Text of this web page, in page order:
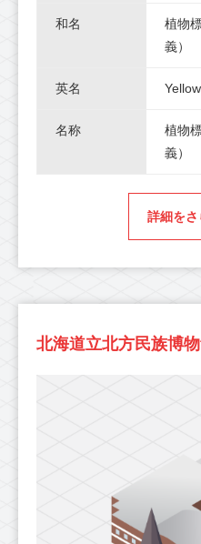
和名
植物
義）
英名
名称
植物
義）
詳細を
北海道立北方民族博